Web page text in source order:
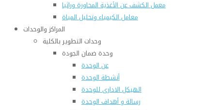
معمل الكشف عن الأغذية المحاورة وراثيا
معامل الكيمياء وتحليل المياة
المراكز والوحدات
وحدات التطوير بالكلية
وحدة ضمان الجودة
عن الوحدة
أنشطة الوحدة
الهيكل الادارى للوحدة
رسالة و أهداف الوحدة